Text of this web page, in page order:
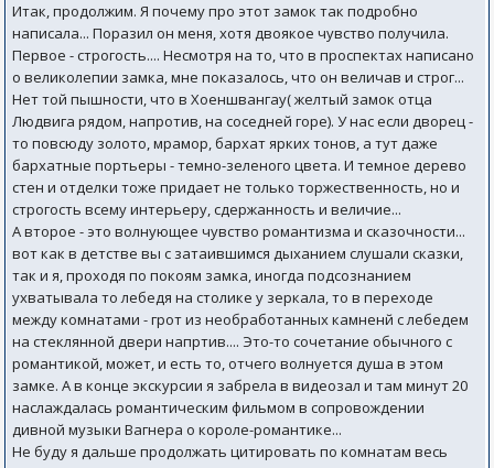
Итак, продолжим. Я почему про этот замок так подробно
написала... Поразил он меня, хотя двоякое чувство получила.
Первое - строгость.... Несмотря на то, что в проспектах написано
о великолепии замка, мне показалось, что он величав и строг...
Нет той пышности, что в Хоеншвангау( желтый замок отца
Людвига рядом, напротив, на соседней горе). У нас если дворец -
то повсюду золото, мрамор, бархат ярких тонов, а тут даже
бархатные портьеры - темно-зеленого цвета. И темное дерево
стен и отделки тоже придает не только торжественность, но и
строгость всему интерьеру, сдержанность и величие...
А второе - это волнующее чувство романтизма и сказочности...
вот как в детстве вы с затаившимся дыханием слушали сказки,
так и я, проходя по покоям замка, иногда подсознанием
ухватывала то лебедя на столике у зеркала, то в переходе
между комнатами - грот из необработанных камненй с лебедем
на стеклянной двери напртив.... Это-то сочетание обычного с
романтикой, может, и есть то, отчего волнуется душа в этом
замке. А в конце экскурсии я забрела в видеозал и там минут 20
наслаждалась романтическим фильмом в сопровождении
дивной музыки Вагнера о короле-романтике...
Не буду я дальше продолжать цитировать по комнатам весь